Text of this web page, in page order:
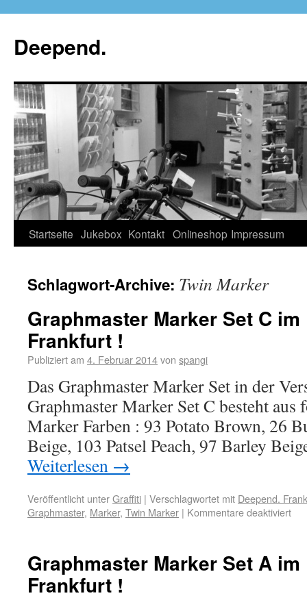
Deepend.
Startseite Jukebox Kontakt Onlineshop Impressum
Schlagwort-Archive: Twin Marker
Graphmaster Marker Set C im
Frankfurt !
Publiziert am 4. Februar 2014von spangi
Das Graphmaster Marker Set in der
Graphmaster Marker Set C besteht aus
Marker Farben : 93 Potato Brown, 26
Beige, 103 Patsel Peach, 97 Barley
Weiterlesen →
Veröffentlicht unterGraffiti | Verschlagwortet mit Deepend.
Graphmaster, Marker, Twin Marker | Kommentare deaktiviert
Graphmaster Marker Set A im
Frankfurt !